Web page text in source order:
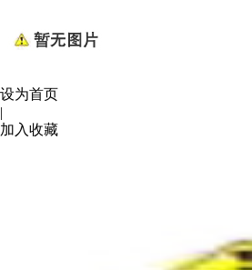
设为首页
|
加入收藏